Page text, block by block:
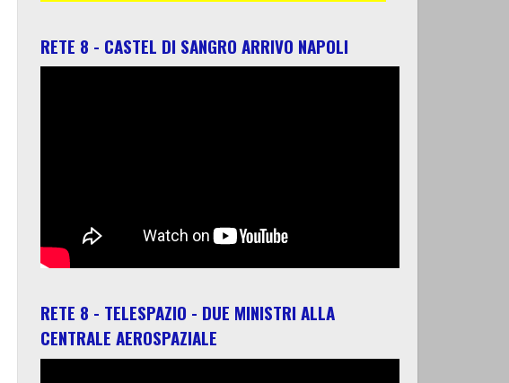
RETE 8 - CASTEL DI SANGRO ARRIVO NAPOLI
RETE 8 - TELESPAZIO - DUE MINISTRI ALLA
CENTRALE AEROSPAZIALE